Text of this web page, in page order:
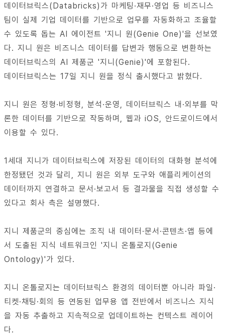
데이터브릭스(Databricks)가 마케팅·재무·영업 등 비즈니스
팀이 실제 기업 데이터를 기반으로 업무를 자동화하고 조율할
수 있도록 돕는 AI 에이전트 '지니 원(Genie One)'을 선보였
다. 지니 원은 비즈니스 데이터를 답변과 행동으로 변환하는
데이터브릭스의 AI 제품군 '지니(Genie)'에 포함된다.
데이터브릭스는 17일 지니 원을 정식 출시했다고 밝혔다.
지니 원은 정형·비정형, 분석·운영, 데이터브릭스 내·외부를 막
론한 데이터를 기반으로 작동하며, 웹과 iOS, 안드로이드에서
이용할 수 있다.
1세대 지니가 데이터브릭스에 저장된 데이터의 대화형 분석에
한정됐던 것과 달리, 지니 원은 외부 도구와 애플리케이션의
데이터까지 연결하고 문서·보고서 등 결과물을 직접 생성할 수
있다고 회사 측은 설명했다.
지니 제품군의 중심에는 조직 내 데이터·문서·콘텐츠·앱 등에
서 도출된 지식 네트워크인 '지니 온톨로지(Genie
Ontology)'가 있다.
지니 온톨로지는 데이터브릭스 환경의 데이터뿐 아니라 파일·
티켓·채팅·회의 등 연동된 업무용 앱 전반에서 비즈니스 지식
을 자동 추출하고 지속적으로 업데이트하는 컨텍스트 레이어
다.